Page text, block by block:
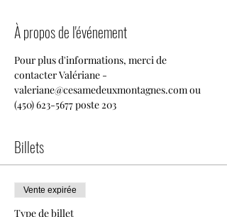
À propos de l'événement
Pour plus d'informations, merci de
contacter Valériane -
valeriane@cesamedeuxmontagnes.com ou
(450) 623-5677 poste 203
Billets
Vente expirée
Type de billet